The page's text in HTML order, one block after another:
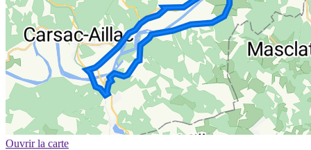
Ouvrir la carte